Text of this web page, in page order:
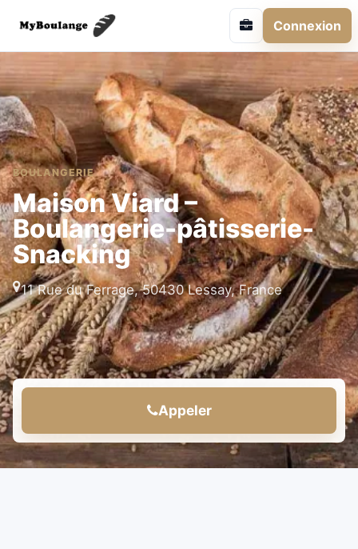
Connexion
BOULANGERIE
Maison Viard –
Boulangerie-pâtisserie-
Snacking
11 Rue du Ferrage, 50430 Lessay, France
Appeler